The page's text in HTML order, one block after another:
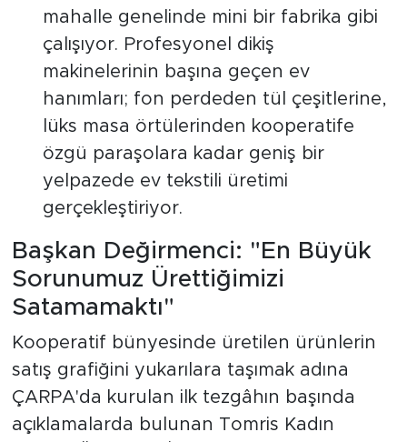
mahalle genelinde mini bir fabrika gibi
çalışıyor. Profesyonel dikiş
makinelerinin başına geçen ev
hanımları; fon perdeden tül çeşitlerine,
lüks masa örtülerinden kooperatife
özgü paraşolara kadar geniş bir
yelpazede ev tekstili üretimi
gerçekleştiriyor.
Başkan Değirmenci: "En Büyük
Sorunumuz Ürettiğimizi
Satamamaktı"
Kooperatif bünyesinde üretilen ürünlerin
satış grafiğini yukarılara taşımak adına
ÇARPA'da kurulan ilk tezgâhın başında
açıklamalarda bulunan Tomris Kadın